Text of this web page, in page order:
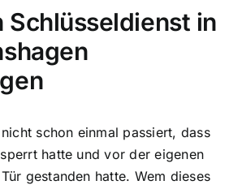
Schlüsseldienst in
schon einmal passiert, dass
hatte und vor der eigenen
gestanden hatte. Wem dieses